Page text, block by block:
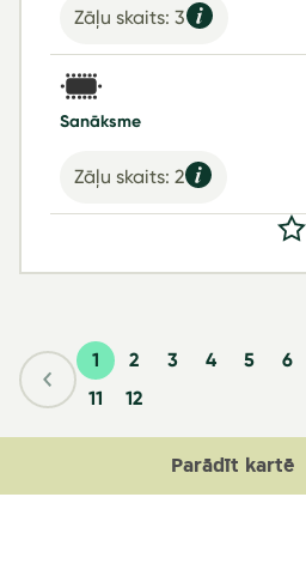
Zāļu skaits: 3
Sanāksme
Zāļu skaits: 2
1 2 3 4 5 6
11
12
Parādīt kartē